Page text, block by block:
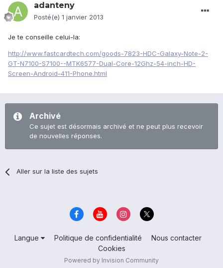
adanteny
Posté(e) 1 janvier 2013
Je te conseille celui-la:
http://www.fastcardtech.com/goods-7823-HDC-Galaxy-Note-2-
GT-N7100-S7100--MTK6577-Dual-Core-12Ghz-54-inch-HD-
Screen-Android-411-Phone.html
Archivé
Ce sujet est désormais archivé et ne peut plus recevoir
de nouvelles réponses.
Aller sur la liste des sujets
Langue Politique de confidentialité
Nous contacter
Cookies
Powered by Invision Community